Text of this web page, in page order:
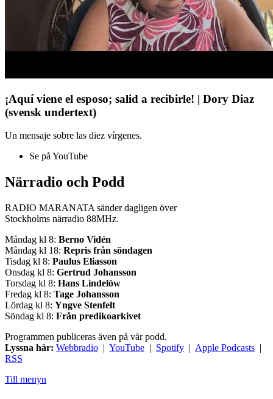
¡Aquí viene el esposo; salid a recibirle! | Dory Diaz
(svensk undertext)
Un mensaje sobre las diez vírgenes.
Se på YouTube
Närradio och Podd
RADIO MARANATA sänder dagligen över
Stockholms närradio 88MHz.
Måndag kl 8: Berno Vidén
Måndag kl 18: Repris från söndagen
Tisdag kl 8: Paulus Eliasson
Onsdag kl 8: Gertrud Johansson
Torsdag kl 8: Hans Lindelöw
Fredag kl 8: Tage Johansson
Lördag kl 8: Yngve Stenfelt
Söndag kl 8: Från predikoarkivet
Programmen publiceras även på vår podd.
Lyssna här: Webbradio | YouTube | Spotify | Apple Podcasts |
RSS
Till menyn